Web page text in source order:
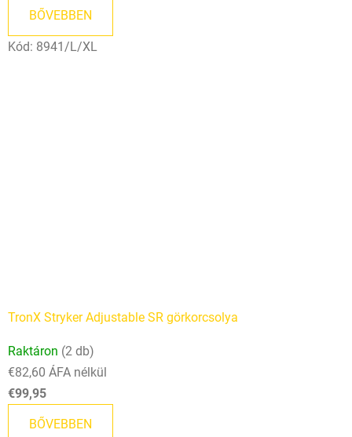
BŐVEBBEN
Kód: 8941/L/XL
TronX Stryker Adjustable SR görkorcsolya
Raktáron (2 db)
€82,60 ÁFA nélkül
€99,95
BŐVEBBEN